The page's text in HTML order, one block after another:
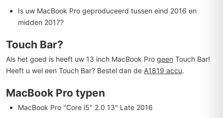
Is uw MacBook Pro geproduceerd tussen eind 2016 en
midden 2017?
Touch Bar?
Als het goed is heeft uw 13 inch MacBook Pro geen Touch Bar!
Heeft u wel een Touch Bar? Bestel dan de A1819 accu.
MacBook Pro typen
MacBook Pro "Core i5" 2.0 13" Late 2016